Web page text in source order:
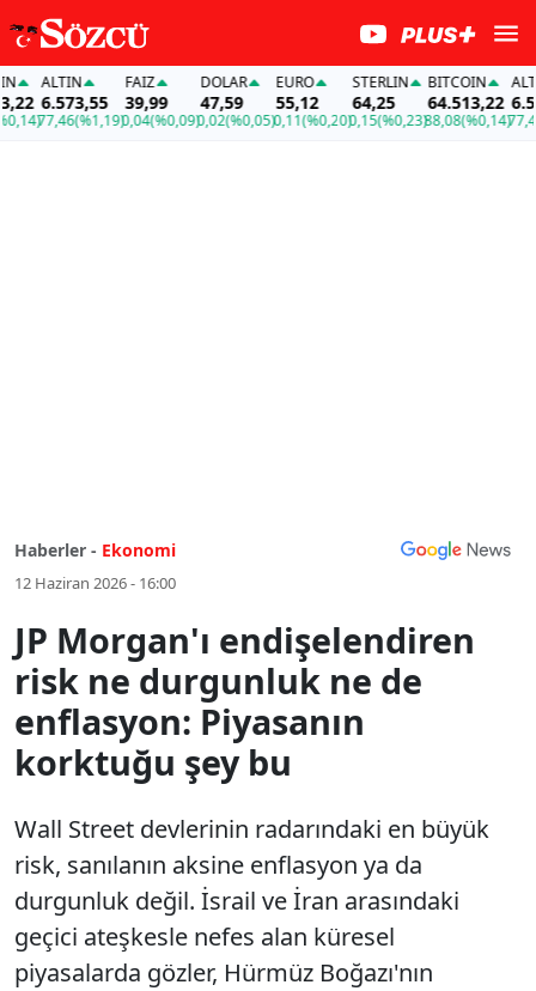
ALTIN
6.573,55
77,46(%1,19)
FAİZ
39,99
0,04(%0,09)
DOLAR
47,59
0,02(%0,05)
EURO
55,12
0,11(%0,20)
STERLIN
64,25
0,15(%0,23)
BITCOIN
64.513,22
88,08(%0,14)
ALTIN
77,46
Haberler - Ekonomi
12 Haziran 2026 - 16:00
JP Morgan'ı endişelendiren
risk ne durgunluk ne de
enflasyon: Piyasanın
korktuğu şey bu
Wall Street devlerinin radarındaki en büyük
risk, sanılanın aksine enflasyon ya da
durgunluk değil. İsrail ve İran arasındaki
geçici ateşkesle nefes alan küresel
piyasalarda gözler, Hürmüz Boğazı'nın